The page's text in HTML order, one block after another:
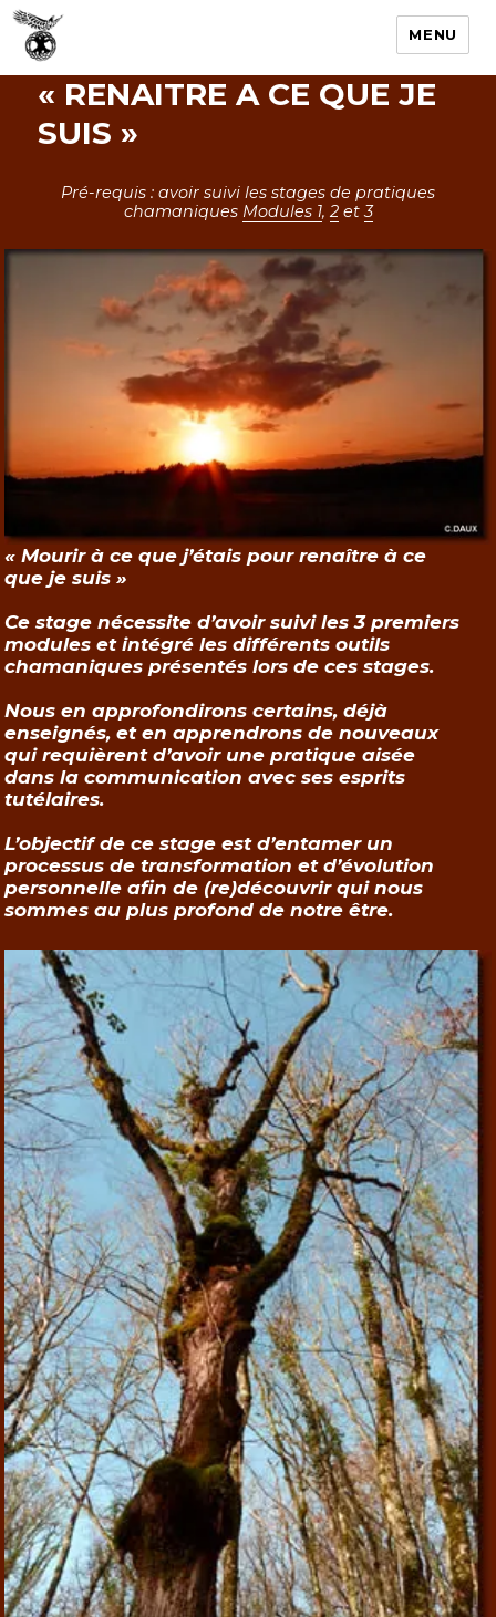
MENU
« RENAITRE A CE QUE JE
SUIS »
Pré-requis : avoir suivi les stages de pratiques
chamaniques Modules 1,2et3
« Mourir à ce que j’étais pour renaître à ce
que je suis »
Ce stage nécessite d’avoir suivi les 3 premiers
modules et intégré les différents outils
chamaniques présentés lors de ces stages.
Nous en approfondirons certains, déjà
enseignés, et en apprendrons de nouveaux
qui requièrent d’avoir une pratique aisée
dans la communication avec ses esprits
tutélaires.
L’objectif de ce stage est d’entamer un
processus de transformation et d’évolution
personnelle afin de (re)découvrir qui nous
sommes au plus profond de notre être.